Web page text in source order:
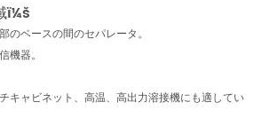
ï¼š
ベースの間のセパレータ。
機器。
キャビネット、高温、高出力溶接機にも適してい